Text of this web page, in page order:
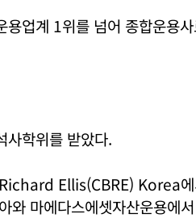
업계 1위를 넘어 종합운용
사학위를 받았다.
Ellis(CBRE) Korea
와 마에다스에셋자산운용에